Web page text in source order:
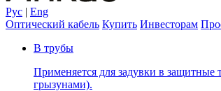
Рус | Eng
Оптический кабель Купить Инвесторам
В трубы
Применяется для задувки в защитные
грызунами).